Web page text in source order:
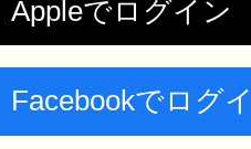
Appleでログイン
Facebookでログ